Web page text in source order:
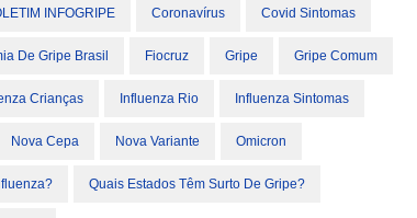
INFOGRIPE Coronavírus Covid Sintomas
De Gripe Brasil Fiocruz Gripe Gripe Comum
Crianças Influenza Rio Influenza Sintomas
Nova Cepa Nova Variante Omicron
Quais Estados Têm Surto De Gripe?